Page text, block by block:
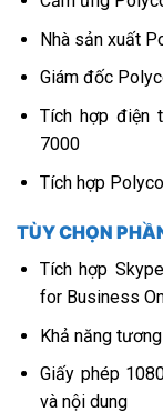
Nhà sản xuất
Giám đốc
Tích hợp điện
7000
Tích hợp
TÙY CHỌN
Tích hợp
for Business
Khả năng
Giấy phép
và nội dung